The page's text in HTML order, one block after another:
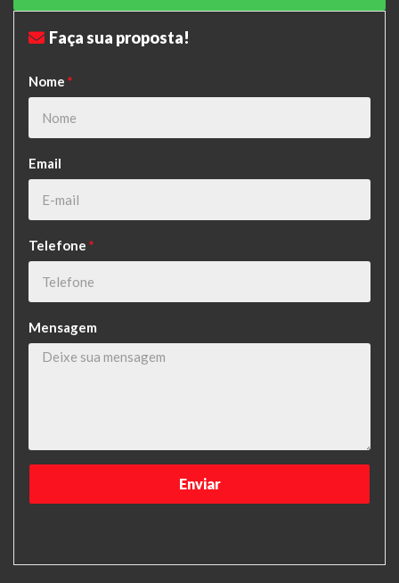
Faça sua proposta!
Nome *
Email
Telefone *
Mensagem